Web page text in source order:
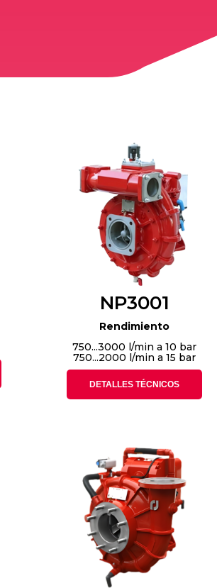
NP3001
Rendimiento
750...3000 l/min a 10 bar
750...2000 l/min a 15 bar
DETALLES TÉCNICOS